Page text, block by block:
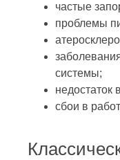
частые
проблемы
системы;
недостаток
сбои в